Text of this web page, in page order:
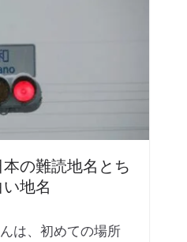
の難読地名とち
地名
は、初めての場所